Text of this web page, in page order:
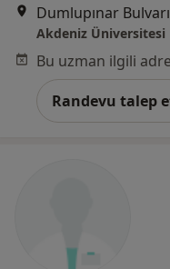
Dumlupınar
Akdeniz Üniversitesi
Randevu talep